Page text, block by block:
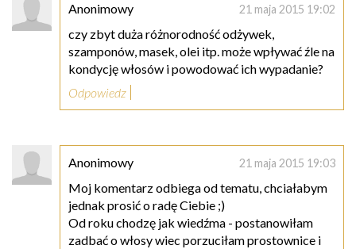
Anonimowy 21 maja 2015 19:02
czy zbyt duża różnorodność odżywek,
szamponów, masek, olei itp. może wpływać źle na
kondycję włosów i powodować ich wypadanie?
Odpowiedz
Anonimowy 21 maja 2015 19:03
Moj komentarz odbiega od tematu, chciałabym
jednak prosić o radę Ciebie ;)
Od roku chodzę jak wiedźma - postanowiłam
zadbać o włosy wiec porzuciłam prostownice i